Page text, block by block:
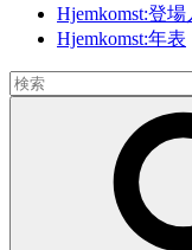
Hjemkomst:登
Hjemkomst:年表
検
索: